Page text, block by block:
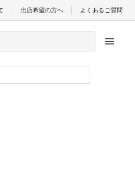
出店希望の方へ よくあるご質問
menu